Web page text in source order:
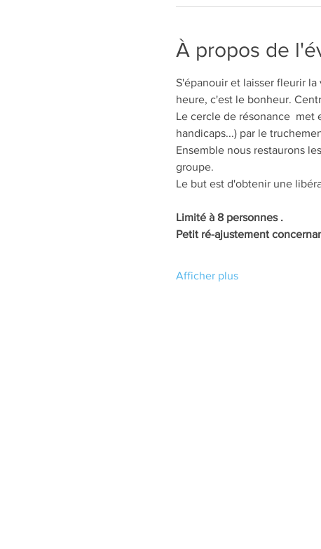
À propos de
S'épanouir et laisser fleurir
heure, c'est le bonheur.
Le cercle de résonance
handicaps...) par le
Ensemble nous restaurons
groupe.
Le but est d'obtenir une
Limité à 8 personnes .
Petit ré-ajustement
Afficher plus